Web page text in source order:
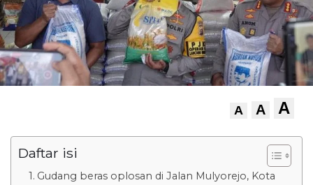
A A A
Daftar isi
Gudang beras oplosan di Jalan Mulyorejo, Kota